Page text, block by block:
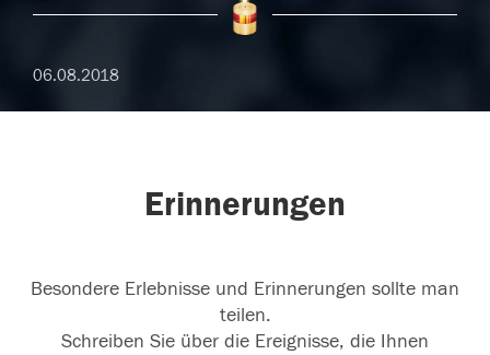
06.08.2018
Erinnerungen
Besondere Erlebnisse und Erinnerungen sollte man
teilen.
Schreiben Sie über die Ereignisse, die Ihnen